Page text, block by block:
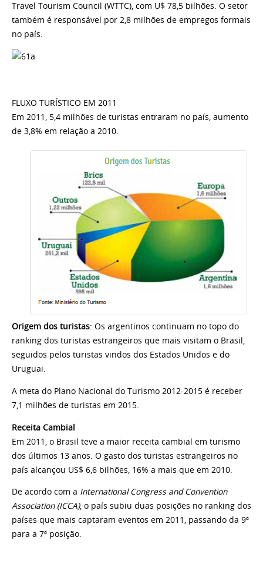
Travel Tourism Council (WTTC), com U$ 78,5 bilhões. O setor
também é responsável por 2,8 milhões de empregos formais
no país.
FLUXO TURÍSTICO EM 2011
Em 2011, 5,4 milhões de turistas entraram no país, aumento
de 3,8% em relação a 2010.
Origem dos turistas: Os argentinos continuam no topo do
ranking dos turistas estrangeiros que mais visitam o Brasil,
seguidos pelos turistas vindos dos Estados Unidos e do
Uruguai.
A meta do Plano Nacional do Turismo 2012-2015 é receber
7,1 milhões de turistas em 2015.
Receita Cambial
Em 2011, o Brasil teve a maior receita cambial em turismo
dos últimos 13 anos. O gasto dos turistas estrangeiros no
país alcançou US$ 6,6 bilhões, 16% a mais que em 2010.
De acordo com a International Congress and Convention
Association (ICCA), o país subiu duas posições no ranking dos
países que mais captaram eventos em 2011, passando da 9ª
para a 7ª posição.